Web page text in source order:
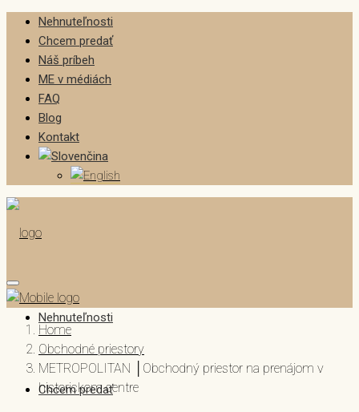
Nehnuteľnosti
Chcem predať
Náš príbeh
ME v médiách
FAQ
Blog
Kontakt
Nehnuteľnosti
Chcem predať
Home
Obchodné priestory
METROPOLITAN │Obchodný priestor na prenájom v
historickom centre